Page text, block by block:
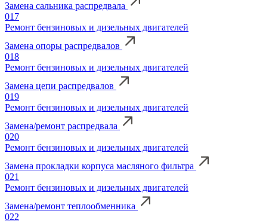
Замена сальника распредвала
017
Ремонт бензиновых и дизельных двигателей
Замена опоры распредвалов
018
Ремонт бензиновых и дизельных двигателей
Замена цепи распредвалов
019
Ремонт бензиновых и дизельных двигателей
Замена/ремонт распредвала
020
Ремонт бензиновых и дизельных двигателей
Замена прокладки корпуса масляного фильтра
021
Ремонт бензиновых и дизельных двигателей
Замена/ремонт теплообменника
022